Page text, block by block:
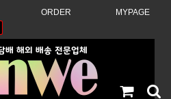
ORDER MYPAGE